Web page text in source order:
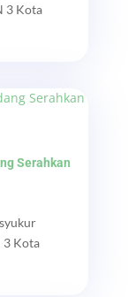
3 Kota
Serahkan
3 Kota